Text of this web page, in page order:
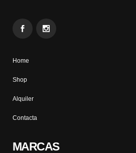
Home
Shop
Alquiler
Contacta
MARCAS